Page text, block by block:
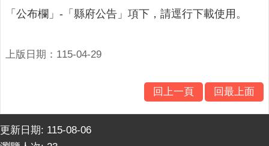
連
結
林
入
口
資
「公布欄」-「縣府公告」項下，請逕行下載使用。
上版日期：115-04-29
回上一頁 回最上面
更新日期: 115-08-06